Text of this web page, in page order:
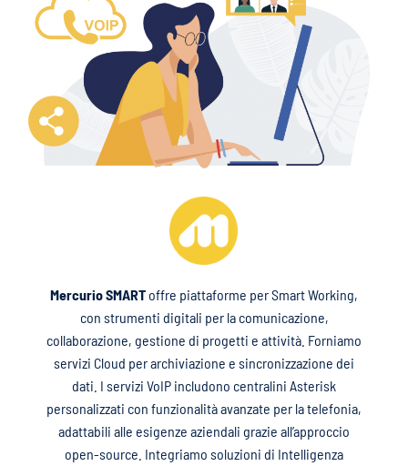
Mercurio SMART offre piattaforme per Smart Working,
con strumenti digitali per la comunicazione,
collaborazione, gestione di progetti e attività. Forniamo
servizi Cloud per archiviazione e sincronizzazione dei
dati. I servizi VoIP includono centralini Asterisk
personalizzati con funzionalità avanzate per la telefonia,
adattabili alle esigenze aziendali grazie all’approccio
open-source. Integriamo soluzioni di Intelligenza